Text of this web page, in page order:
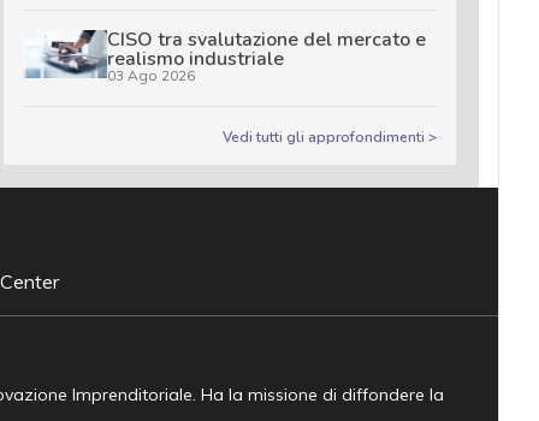
CISO tra svalutazione del mercato e
realismo industriale
03 Ago 2026
Vedi tutti gli approfondimenti >
Imprenditoriale. Ha la missione di diffondere la